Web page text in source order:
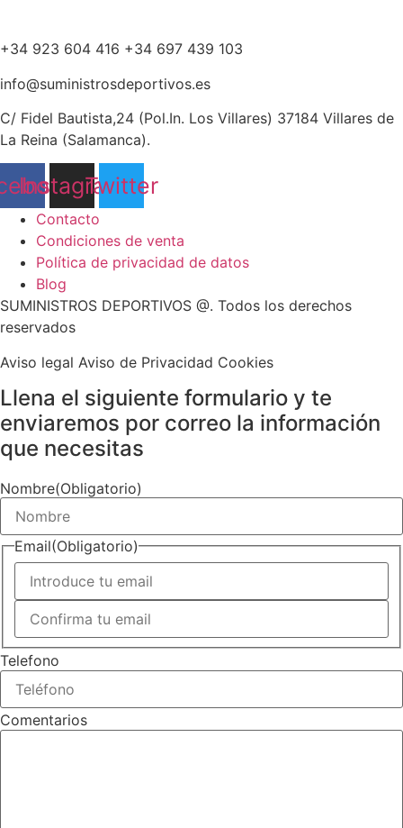
+34 923 604 416 +34 697 439 103
info@suministrosdeportivos.es
C/ Fidel Bautista,24 (Pol.In. Los Villares) 37184 Villares de
La Reina (Salamanca).
Instagram
Twitter
Contacto
Condiciones de venta
Política de privacidad de datos
Blog
SUMINISTROS DEPORTIVOS @. Todos los derechos
reservados
Aviso legal Aviso de Privacidad Cookies
Llena el siguiente formulario y te
enviaremos por correo la información
que necesitas
Nombre(Obligatorio)
Email(Obligatorio)
Introduce
email
Confirmar
email
Telefono
Comentarios